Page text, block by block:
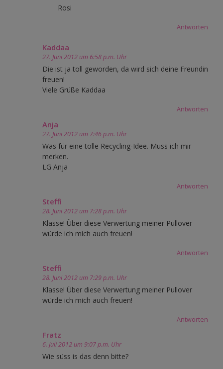
Rosi
Antworten
Kaddaa
27. Juni 2012 um 6:58 p.m. Uhr
Die ist ja toll geworden, da wird sich deine Freundin
freuen!
Viele Grüße Kaddaa
Antworten
Anja
27. Juni 2012 um 7:46 p.m. Uhr
Was für eine tolle Recycling-Idee. Muss ich mir
merken.
LG Anja
Antworten
Steffi
28. Juni 2012 um 7:28 p.m. Uhr
Klasse! Über diese Verwertung meiner Pullover
würde ich mich auch freuen!
Antworten
Steffi
28. Juni 2012 um 7:29 p.m. Uhr
Klasse! Über diese Verwertung meiner Pullover
würde ich mich auch freuen!
Antworten
Fratz
6. Juli 2012 um 9:07 p.m. Uhr
Wie süss is das denn bitte?